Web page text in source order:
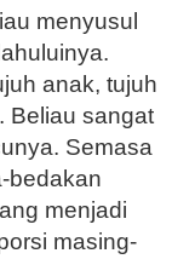
menyusul
anak, tujuh
Beliau sangat
Semasa
bedakan
menjadi
masing-